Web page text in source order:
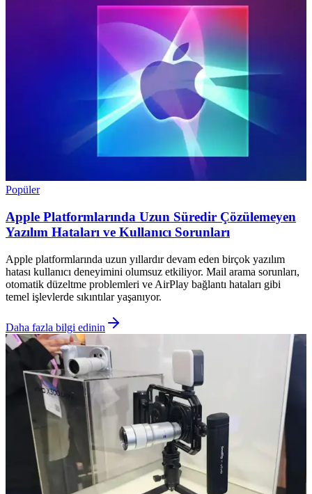
Popüler
Apple Platformlarında Uzun Süredir Çözülemeyen
Yazılım Hataları ve Kullanıcı Sorunları
Apple platformlarında uzun yıllardır devam eden birçok yazılım
hatası kullanıcı deneyimini olumsuz etkiliyor. Mail arama sorunları,
otomatik düzeltme problemleri ve AirPlay bağlantı hataları gibi
temel işlevlerde sıkıntılar yaşanıyor.
Daha fazla bilgi edinin